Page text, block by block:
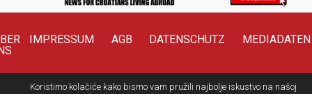
IMPRESSUM AGB DATENSCHUTZ MEDIADATEN
Koristimo kolačiće kako bismo vam pružili najbolje iskustvo na našoj